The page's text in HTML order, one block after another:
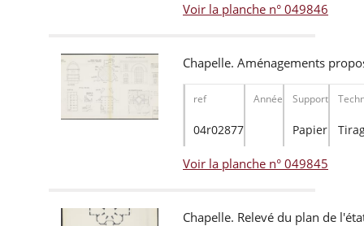
Voir la planche n° 049846
Chapelle. Aménagements
ref Année Support
04r02877 Papier
Voir la planche n° 049845
Chapelle. Relevé du plan de